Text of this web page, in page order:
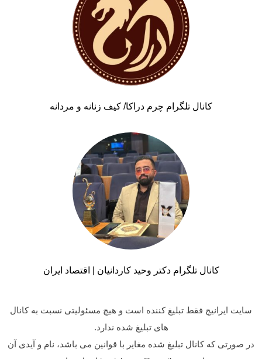
کانال تلگرام چرم دراکا/ کیف زنانه و مردانه
کانال تلگرام دکتر وحید کاردانیان | اقتصاد ایران
سایت ایرانیچ فقط تبلیغ کننده است و هیچ مسئولیتی نسبت به کانال
های تبلیغ شده ندارد.
در صورتی که کانال تبلیغ شده مغایر با قوانین می باشد، نام و آیدی آن